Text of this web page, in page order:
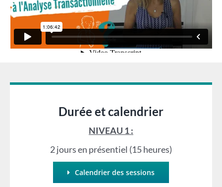
Durée et calendrier
NIVEAU 1 :
2 jours en présentiel (15 heures)
Calendrier des sessions